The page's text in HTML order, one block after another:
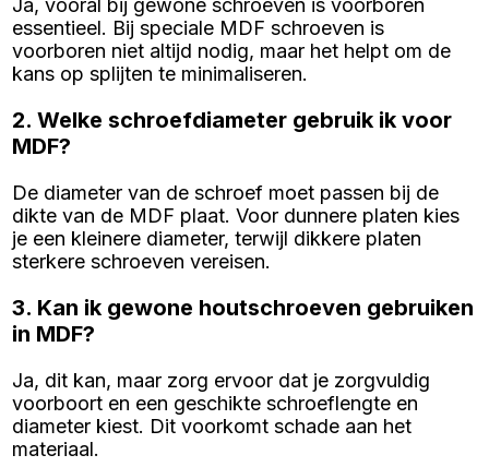
essentieel. Bij speciale MDF schroeven is
voorboren niet altijd nodig, maar het helpt om de
kans op splijten te minimaliseren.
2. Welke schroefdiameter gebruik ik voor
MDF?
De diameter van de schroef moet passen bij de
dikte van de MDF plaat. Voor dunnere platen kies
je een kleinere diameter, terwijl dikkere platen
sterkere schroeven vereisen.
3. Kan ik gewone houtschroeven gebruiken
in MDF?
Ja, dit kan, maar zorg ervoor dat je zorgvuldig
voorboort en een geschikte schroeflengte en
diameter kiest. Dit voorkomt schade aan het
materiaal.